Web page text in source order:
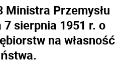
Ministra Przemysłu
sierpnia 1951 r. o
na własność